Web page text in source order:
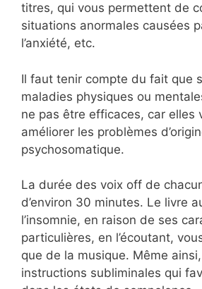
titres, qui vous permettent de
situations anormales causées
l’anxiété, etc.
Il faut tenir compte du fait que
maladies physiques ou
ne pas être efficaces, car elles
améliorer les problèmes
psychosomatique.
La durée des voix off de
d’environ 30 minutes. Le livre
l’insomnie, en raison de ses
particulières, en l’écoutant,
que de la musique. Même
instructions subliminales qui